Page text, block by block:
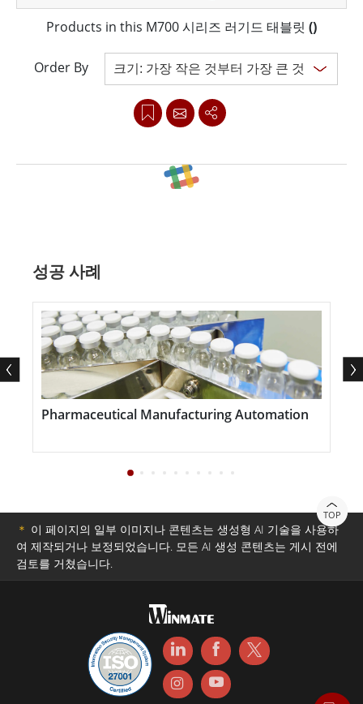
다. 이 디바이스는 1280 x 720픽셀 해상도의 선명한 PCAP
터치스크린 디스플레이와 1D/2D 바코드 리더기(옵션)를
갖추고 있습니다. M700 시리즈는 MIL-STD-810G 충격, 낙
하 및 진동 저항 테스트를 통과하여 열악한 환경에 이상적
무게가 1.2파운드(약 550그램)에 불과한 M700 시리즈는
주머니 크기의 러기드 태블릿으로 가벼운 이동성을 제공합
래에서도 쉽게 볼 수 있는 대형 5인치 풀 HD 디스플레이까
지 필요한 모든 것을 갖춘 Winmate M700 시리즈입니다.
또한 이 디바이스는 바코드, 태그, 파일을 원활하게 스캔할
수 있으며 Wi-Fi 범위와 속도가 향상되고 전력 소비는 줄어
듭니다.
M700 시리즈는 작고 가벼운 디자인으로 다양한 산업 환경
에서 쉽게 사용할 수 있습니다. Wi-Fi, 블루투스, 셀룰러 네
트워크에 원활하게 연결할 수 있어 사용자가 멀리 떨어진
곳에서도 연결 상태를 유지할 수 있습니다. 또한 이 디바이
스에는 바코드와 태그를 쉽게 스캔할 수 있는 1D/2D 바코
드 리더기(옵션)가 장착되어 있습니다.
M700 시리즈는 가장 혹독한 조건을 견딜 수 있도록 설계
및 테스트되었습니다. MIL-STD-810G 충격, 낙하 및 진동
저항 테스트를 엄격하게 통과하여 가장 열악한 환경에서도
견딜 수 있습니다. 또한 IP65 등급의 방진 및 방수 기능을
Products in this M700 시리즈 러기드 태블릿 ()
Order By
성공 사례
Pharmaceutical Manufacturing Automation
TOP
＊ 이 페이지의 일부 이미지나 콘텐츠는 생성형 AI 기술을 사용하
여 제작되거나 보정되었습니다. 모든 AI 생성 콘텐츠는 게시 전에
검토를 거쳤습니다.